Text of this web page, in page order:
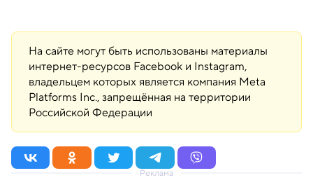
На сайте могут быть использованы материалы
интернет-ресурсов Facebook и Instagram,
владельцем которых является компания Meta
Platforms Inc., запрещённая на территории
Российской Федерации
Реклама